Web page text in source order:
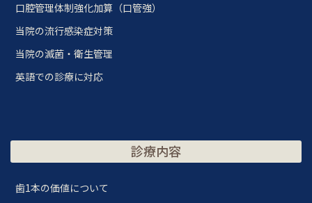
口腔管理体制強化加算（口管強）
当院の流行感染症対策
当院の滅菌・衛生管理
英語での診療に対応
診療内容
歯1本の価値について